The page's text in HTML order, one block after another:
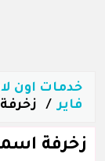
خدمات اون
فاير
زخرفة